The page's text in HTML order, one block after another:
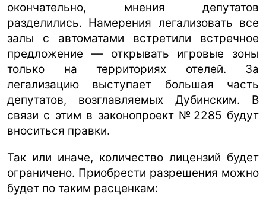
окончательно, мнения депутатов
разделились. Намерения легализовать все
залы с автоматами встретили встречное
предложение — открывать игровые зоны
только на территориях отелей. За
легализацию выступает большая часть
депутатов, возглавляемых Дубинским. В
связи с этим в законопроект №2285 будут
вноситься правки.
Так или иначе, количество лицензий будет
ограничено. Приобрести разрешения можно
будет по таким расценкам: